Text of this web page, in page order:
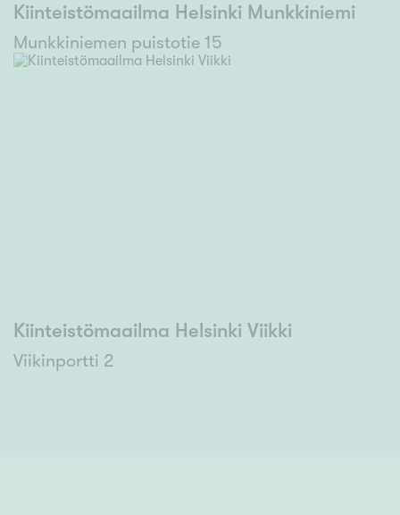
Kiinteistömaailma Helsinki Munkkiniemi
Munkkiniemen puistotie 15
Kiinteistömaailma Helsinki Viikki
Viikinportti 2